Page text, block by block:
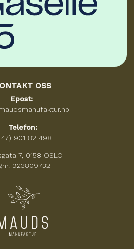
OSS
Epost:
Telefon:
901 82 498
7, 0158 OSLO
923809732